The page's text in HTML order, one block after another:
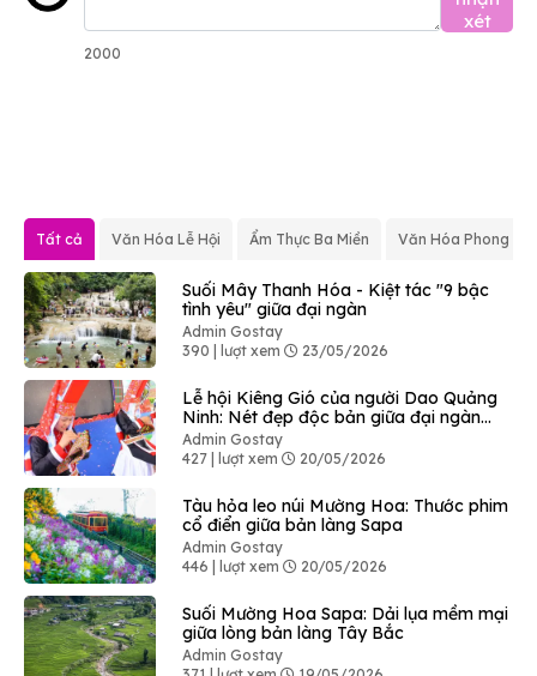
xét
2000
Tất cả Văn Hóa Lễ Hội Ẩm Thực Ba Miền Văn Hóa Phong
Suối Mây Thanh Hóa - Kiệt tác "9 bậc
tình yêu" giữa đại ngàn
Admin Gostay
390 | lượt xem
23/05/2026
Lễ hội Kiêng Gió của người Dao Quảng
Ninh: Nét đẹp độc bản giữa đại ngàn
Bình Liêu
Admin Gostay
427 | lượt xem
20/05/2026
Tàu hỏa leo núi Mường Hoa: Thước phim
cổ điển giữa bản làng Sapa
Admin Gostay
446 | lượt xem
20/05/2026
Suối Mường Hoa Sapa: Dải lụa mềm mại
giữa lòng bản làng Tây Bắc
Admin Gostay